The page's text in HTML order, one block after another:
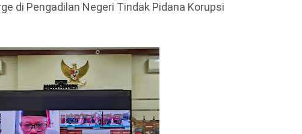
di Pengadilan Negeri Tindak Pidana Korupsi